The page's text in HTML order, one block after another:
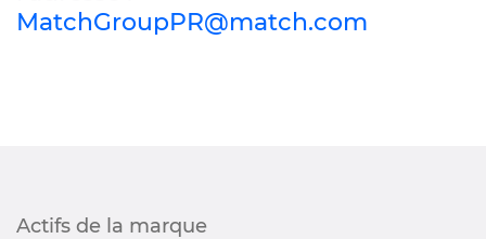
MatchGroupPR@match.com
Actifs de la marque